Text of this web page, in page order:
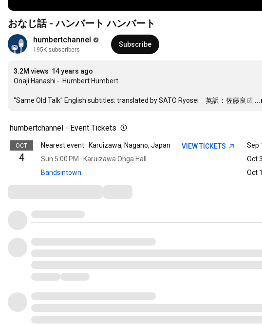
おなじ話 - ハンバート ハンバート
humbertchannel
195K subscribers
Subscribe
3.2M views 14 years ago
Onaji Hanashi -  Humbert Humbert
"Same Old Talk" English subtitles: translated by SATO Ryosei　英訳：佐藤良成 …
humbertchannel - Event Tickets
OCT
4
Nearest event · Karuizawa, Nagano, Japan
Sun 5:00 PM · Karuizawa Ohga Hall
Bandsintown
VIEW TICKETS Sep
Oct 3
Oct